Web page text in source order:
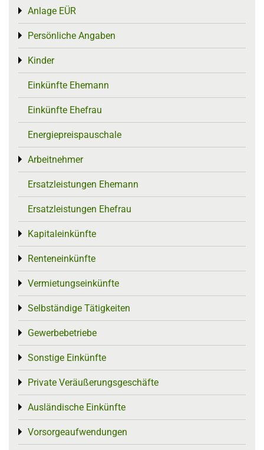
Anlage EÜR
Toggle menu
Persönliche Angaben
Toggle menu
Kinder
Toggle menu
Einkünfte Ehemann
Einkünfte Ehefrau
Energiepreispauschale
Arbeitnehmer
Toggle menu
Ersatzleistungen Ehemann
Ersatzleistungen Ehefrau
Kapitaleinkünfte
Toggle menu
Renteneinkünfte
Toggle menu
Vermietungseinkünfte
Toggle menu
Selbständige Tätigkeiten
Toggle menu
Gewerbebetriebe
Toggle menu
Sonstige Einkünfte
Toggle menu
Private Veräußerungsgeschäfte
Toggle menu
Ausländische Einkünfte
Toggle menu
Vorsorgeaufwendungen
Toggle menu